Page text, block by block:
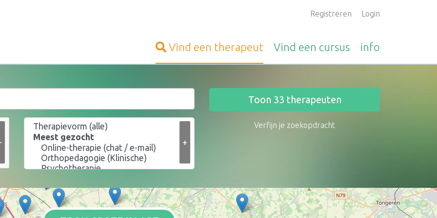
Registreren Login
Vind een therapeut Vind een cursus info
+
Toon 33 therapeuten
Verfijn je zoekopdracht